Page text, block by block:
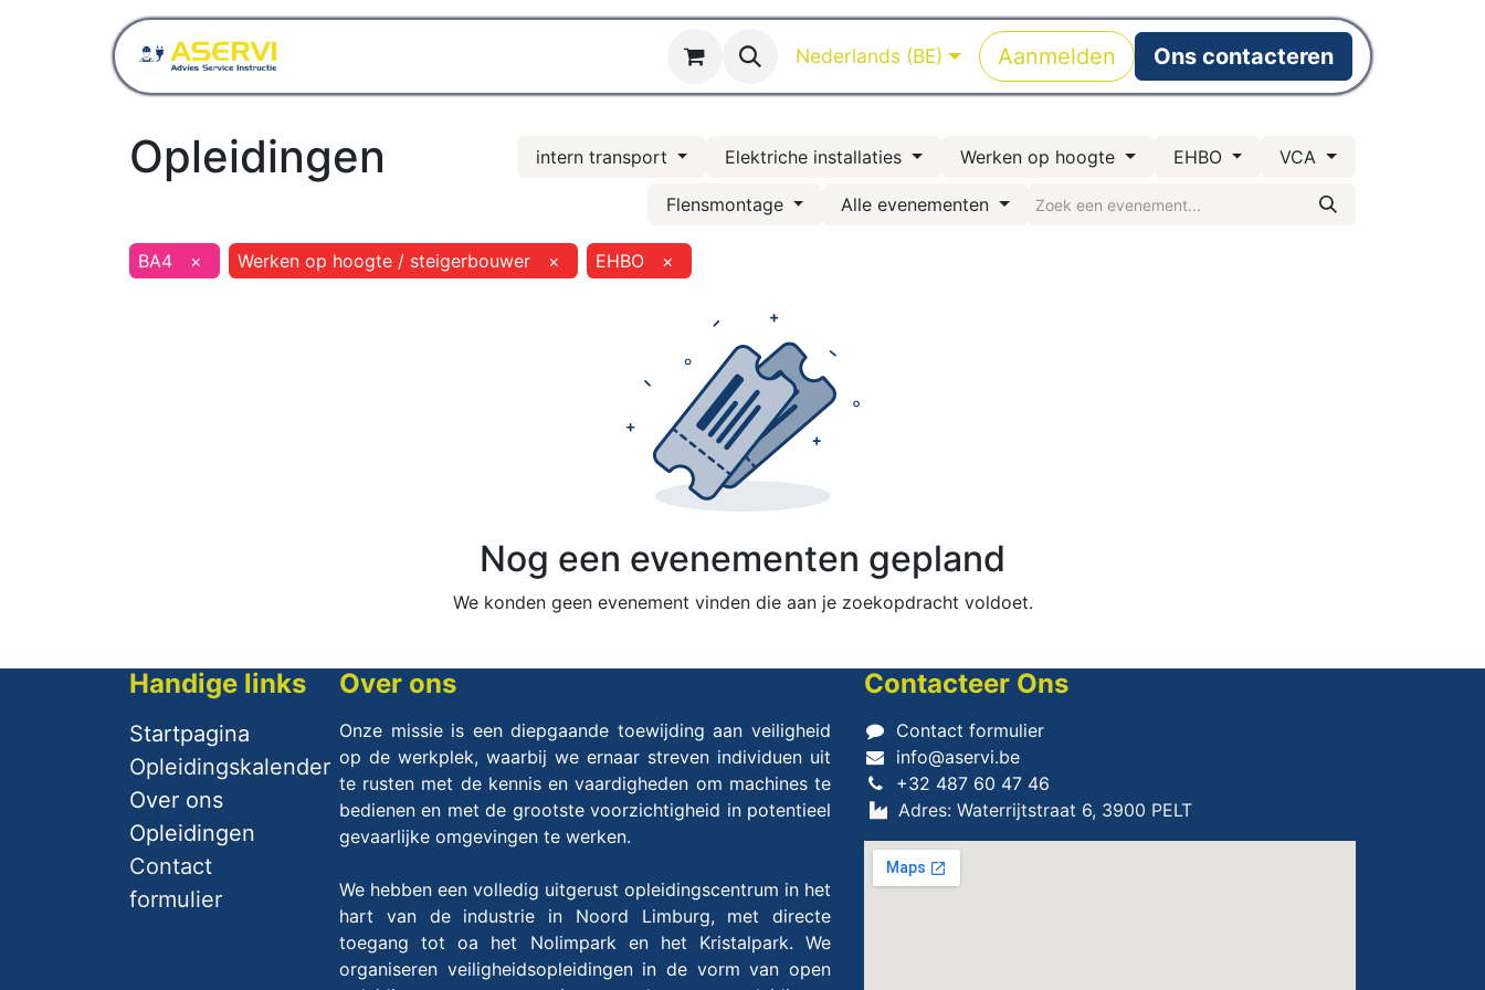
Opleidingskalender
Nederlands (BE) Aanmelden Ons contacteren
Opleidingen intern transport Elektriche installaties Werken op hoogte EHBO VCA
Flensmontage Alle evenementen
BA4 × Werken op hoogte / steigerbouwer × EHBO ×
Nog een evenementen gepland
We konden geen evenement vinden die aan je zoekopdracht voldoet.
Handige links
Startpagina
Opleidingskalender
Over ​ons
Opleidingen
Contact
formulier
Over ons
Onze missie is een diepgaande toewijding aan veiligheid
op de werkplek, waarbij we ernaar streven individuen uit
te rusten met de kennis en vaardigheden om machines te
bedienen en met de grootste voorzichtigheid in potentieel
gevaarlijke omgevingen te werken.
We hebben een volledig uitgerust opleidingscentrum in het
hart van de industrie in Noord Limburg, met directe
toegang tot oa het Nolimpark en het Kristalpark. We
organiseren veiligheidsopleidingen in de vorm van open
Contacteer Ons
Contact formulier
info@aservi.be
+32 487 60 47 46
Adres: Waterrijtstraat 6, 3900 PELT